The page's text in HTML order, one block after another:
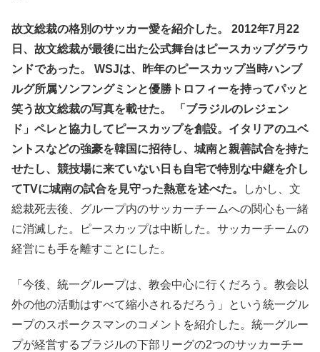
故文総裁の格別のサッカー愛を紹介した。 2012年7月22
日、故文総裁が最後に出た公式舞台はピースカップグラウ
ンドであった。 WSJは、昨年のピースカップ当時ハンブ
ルグ所属ソンフングミンと優勝トロフィーを持ってパッと
笑う故文総裁の写真を載せた。 「ブラジルのレジェン
ド」ペレと協力してピースカップを創設。イタリアのユベ
ントスなどの強豪を韓国に招待し、城南と親善試合を持た
せたし、競技場に来ていない日も自宅で特別な中継を介し
てTVに城南の試合を見守った熱意を述べた。
しかし、文
総裁死去後、グループ内のサッカーチームへの関心も一緒
に消滅した。ピースカップは中断した。サッカーチームの
経営にも手を離すことにした。
「今後、統一グループは、教会中心に行くだろう。教会以
外の他の活動はすべて縮小されるだろう」という統一グル
ープのスポークスマンのコメントを紹介した。統一グルー
プが経営するブラジルの下部リーグの2つのサッカーチー